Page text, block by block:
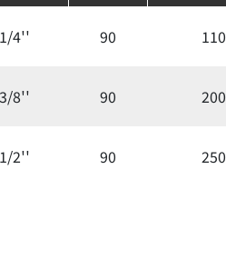
1/4'' 90 110
3/8'' 90 200
1/2'' 90 250